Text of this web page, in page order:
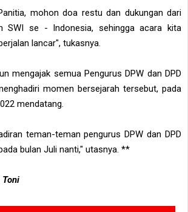
mohon doa restu dan dukungan dari
SWI se - Indonesia, sehingga acara kita
lancar", tukasnya.
mengajak semua Pengurus DPW dan DPD
momen bersejarah tersebut, pada
mendatang.
teman-teman pengurus DPW dan DPD
bulan Juli nanti," utasnya. **
Toni